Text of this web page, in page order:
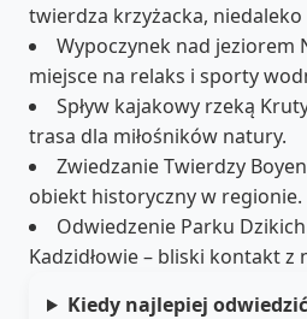
twierdza krzyżacka, niedaleko
Wypoczynek nad jeziorem
miejsce na relaks i sporty
Spływ kajakowy rzeką
trasa dla miłośników natury.
Zwiedzanie Twierdzy
obiekt historyczny w regionie.
Odwiedzenie Parku
Kadzidłowie – bliski kontakt z
Kiedy najlepiej